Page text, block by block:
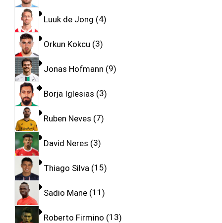
Luuk de Jong 4
Orkun Kokcu 3
Jonas Hofmann 9
Borja Iglesias 3
Ruben Neves 7
David Neres 3
Thiago Silva 15
Sadio Mane 11
Roberto Firmino 13